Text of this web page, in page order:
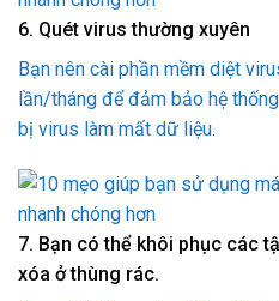
6. Quét virus thường xuyên
Bạn nên cài phần mềm diệt
lần/tháng để đảm bảo hệ
bị virus làm mất dữ liệu.
7. Bạn có thể khôi phục các
xóa ở thùng rác.